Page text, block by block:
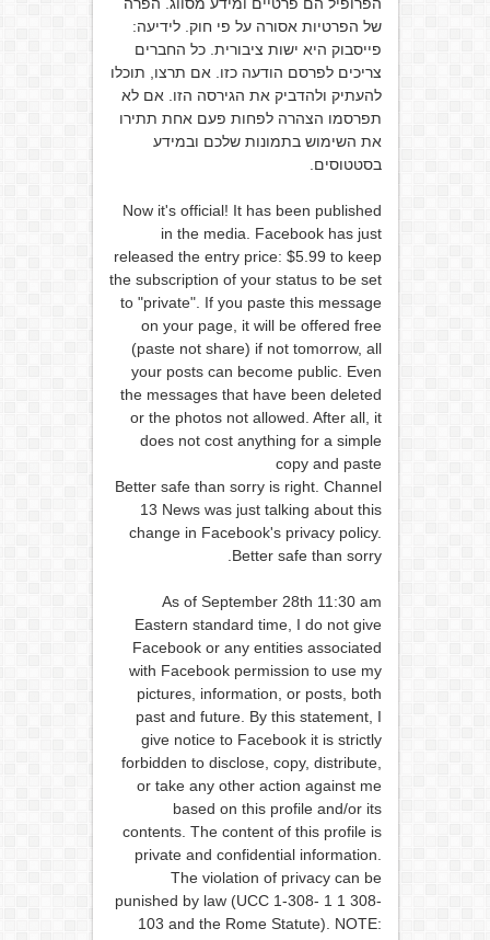
של הפרטיות אסורה על פי חוק. לידיעה:
פייסבוק היא ישות ציבורית. כל החברים
צריכים לפרסם הודעה כזו. אם תרצו, תוכלו
להעתיק ולהדביק את הגירסה הזו. אם לא
תפרסמו הצהרה לפחות פעם אחת תתירו
את השימוש בתמונות שלכם ובמידע
בסטטוסים.
Now it's official! It has been published
in the media. Facebook has just
released the entry price: $5.99 to keep
the subscription of your status to be set
to "private". If you paste this message
on your page, it will be offered free
(paste not share) if not tomorrow, all
your posts can become public. Even
the messages that have been deleted
or the photos not allowed. After all, it
does not cost anything for a simple
copy and paste
Better safe than sorry is right. Channel
13 News was just talking about this
change in Facebook's privacy policy.
Better safe than sorry.
As of September 28th 11:30 am
Eastern standard time, I do not give
Facebook or any entities associated
with Facebook permission to use my
pictures, information, or posts, both
past and future. By this statement, I
give notice to Facebook it is strictly
forbidden to disclose, copy, distribute,
or take any other action against me
based on this profile and/or its
contents. The content of this profile is
private and confidential information.
The violation of privacy can be
punished by law (UCC 1-308- 1 1 308-
103 and the Rome Statute). NOTE: